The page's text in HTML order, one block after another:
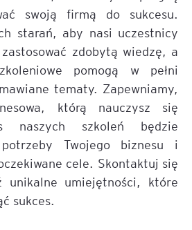
swoją firmą do sukcesu.
starań, aby nasi uczestnicy
zdobytą wiedzę, a
pomogą w pełni
tematy. Zapewniamy,
którą nauczysz się
naszych szkoleń będzie
Twojego biznesu i
cele. Skontaktuj się
umiejętności, które
sukces.